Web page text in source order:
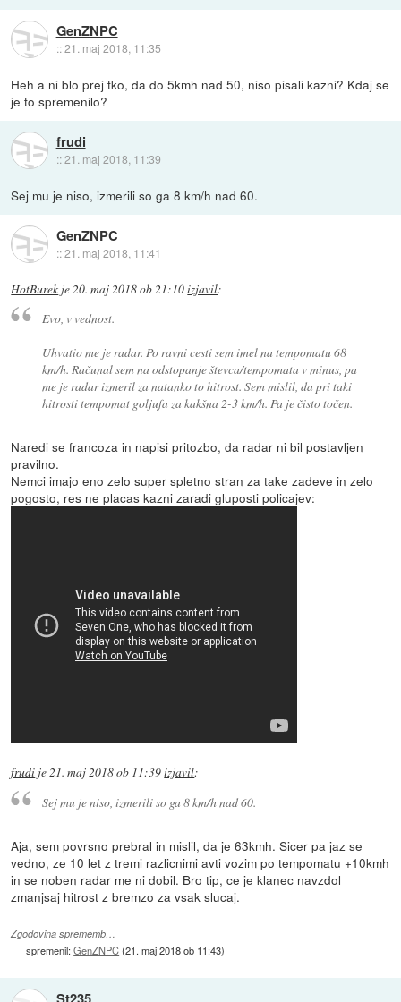
GenZNPC
::21. maj 2018, 11:35
Heh a ni blo prej tko, da do 5kmh nad 50, niso pisali kazni? Kdaj se
je to spremenilo?
frudi
::21. maj 2018, 11:39
Sej mu je niso, izmerili so ga 8 km/h nad 60.
GenZNPC
::21. maj 2018, 11:41
HotBurek je 20. maj 2018 ob 21:10izjavil:
Evo, v vednost.
Uhvatio me je radar. Po ravni cesti sem imel na tempomatu 68
km/h. Računal sem na odstopanje števca/tempomata v minus, pa
me je radar izmeril za natanko to hitrost. Sem mislil, da pri taki
hitrosti tempomat goljufa za kakšna 2-3 km/h. Pa je čisto točen.
Naredi se francoza in napisi pritozbo, da radar ni bil postavljen
pravilno.
Nemci imajo eno zelo super spletno stran za take zadeve in zelo
pogosto, res ne placas kazni zaradi gluposti policajev:
frudi je21. maj 2018 ob 11:39izjavil:
Sej mu je niso, izmerili so ga 8 km/h nad 60.
Aja, sem povrsno prebral in mislil, da je 63kmh. Sicer pa jaz se
vedno, ze 10 let z tremi razlicnimi avti vozim po tempomatu +10kmh
in se noben radar me ni dobil. Bro tip, ce je klanec navzdol
zmanjsaj hitrost z bremzo za vsak slucaj.
Zgodovina sprememb…
spremenil:GenZNPC(21. maj 2018 ob 11:43)